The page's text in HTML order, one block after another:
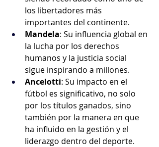
los libertadores más
importantes del continente.
Mandela: Su influencia global en
la lucha por los derechos
humanos y la justicia social
sigue inspirando a millones.
Ancelotti: Su impacto en el
fútbol es significativo, no solo
por los títulos ganados, sino
también por la manera en que
ha influido en la gestión y el
liderazgo dentro del deporte.